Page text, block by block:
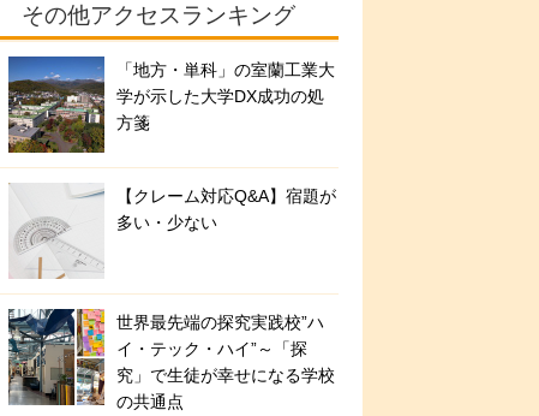
その他アクセスランキング
「地方・単科」の室蘭工業大
学が示した大学DX成功の処
方箋
【クレーム対応Q&A】宿題が
多い・少ない
世界最先端の探究実践校”ハ
イ・テック・ハイ”～「探
究」で生徒が幸せになる学校
の共通点